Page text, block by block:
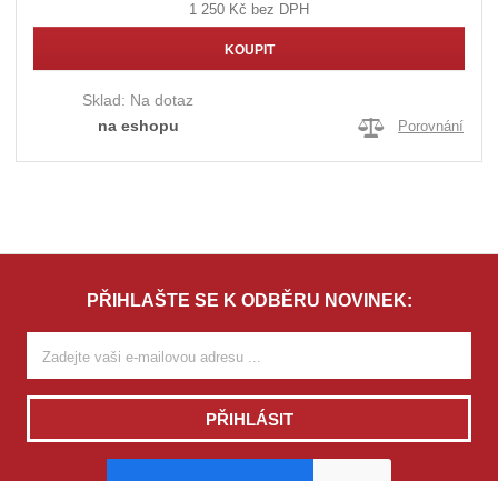
1 250 Kč bez DPH
KOUPIT
Sklad: Na dotaz
na eshopu
Porovnání
PŘIHLAŠTE SE K ODBĚRU NOVINEK:
PŘIHLÁSIT